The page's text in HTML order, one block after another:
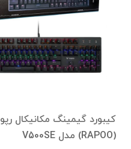
کیبورد گیمینگ مکانیکال رپو
(RAPOO) مدل V500SE